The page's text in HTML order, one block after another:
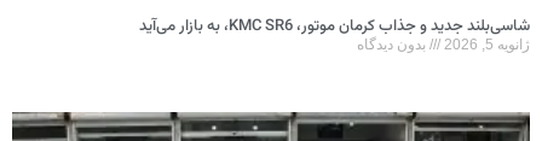
شاسی‌بلند جدید و جذاب کرمان موتور، KMC SR6، به بازار می‌آید
ژانویه 5, 2026 بدون دیدگاه